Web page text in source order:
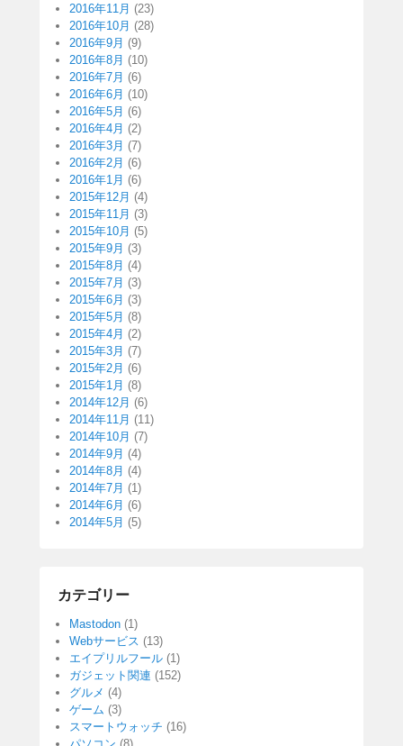
2016年11月 (23)
2016年10月 (28)
2016年9月 (9)
2016年8月 (10)
2016年7月 (6)
2016年6月 (10)
2016年5月 (6)
2016年4月 (2)
2016年3月 (7)
2016年2月 (6)
2016年1月 (6)
2015年12月 (4)
2015年11月 (3)
2015年10月 (5)
2015年9月 (3)
2015年8月 (4)
2015年7月 (3)
2015年6月 (3)
2015年5月 (8)
2015年4月 (2)
2015年3月 (7)
2015年2月 (6)
2015年1月 (8)
2014年12月 (6)
2014年11月 (11)
2014年10月 (7)
2014年9月 (4)
2014年8月 (4)
2014年7月 (1)
2014年6月 (6)
2014年5月 (5)
カテゴリー
Mastodon (1)
Webサービス (13)
エイプリルフール (1)
ガジェット関連 (152)
グルメ (4)
ゲーム (3)
スマートウォッチ (16)